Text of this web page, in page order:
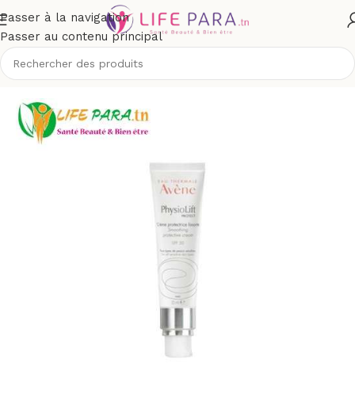
Passer à la navigation
Passer au contenu principal
/Visage/Soins anti-âge et anti-rides/Rides installées